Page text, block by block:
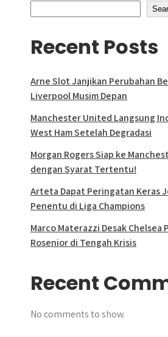
Recent Posts
Arne Slot Janjikan Perubahan
Liverpool Musim Depan
Manchester United Langsung
West Ham Setelah Degradasi
Morgan Rogers Siap ke
dengan Syarat Tertentu!
Arteta Dapat Peringatan Keras
Penentu di Liga Champions
Marco Materazzi Desak Chelsea
Rosenior di Tengah Krisis
Recent
No comments to show.